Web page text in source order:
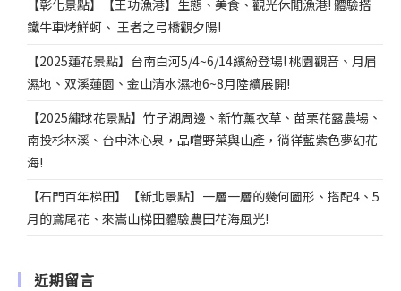
【彰化景點】【王功漁港】生態、美食、觀光休閒漁港! 體驗搭
鐵牛車烤鮮蚵、 王者之弓橋觀夕陽!
【2025蓮花景點】台南白河5/4~6/14繽紛登場! 桃園觀音、月眉
濕地、双溪蓮園、金山清水濕地6~8月陸續展開!
【2025繡球花景點】竹子湖周邊、新竹薰衣草、苗栗花露農場、
南投杉林溪、台中沐心泉，品嚐野菜與山產，徜徉藍紫色夢幻花
海!
【石門百年梯田】【新北景點】一層一層的幾何圖形、搭配4、5
月的鳶尾花、來嵩山梯田體驗農田花海風光!
近期留言